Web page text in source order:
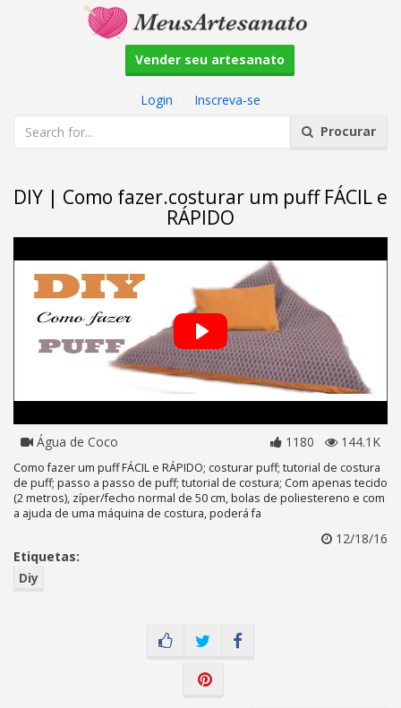
Vender seu artesanato
Login
Inscreva-se
Procurar
DIY | Como fazer.costurar um puff FÁCIL e
RÁPIDO
Água de Coco 1180 144.1K
Como fazer um puff FÁCIL e RÁPIDO; costurar puff; tutorial de costura
de puff; passo a passo de puff; tutorial de costura; Com apenas tecido
(2 metros), zíper/fecho normal de 50 cm, bolas de poliestereno e com
a ajuda de uma máquina de costura, poderá fa
12/18/16
Etiquetas:
Diy